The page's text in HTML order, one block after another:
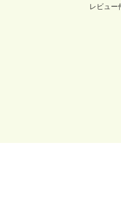
レビュー